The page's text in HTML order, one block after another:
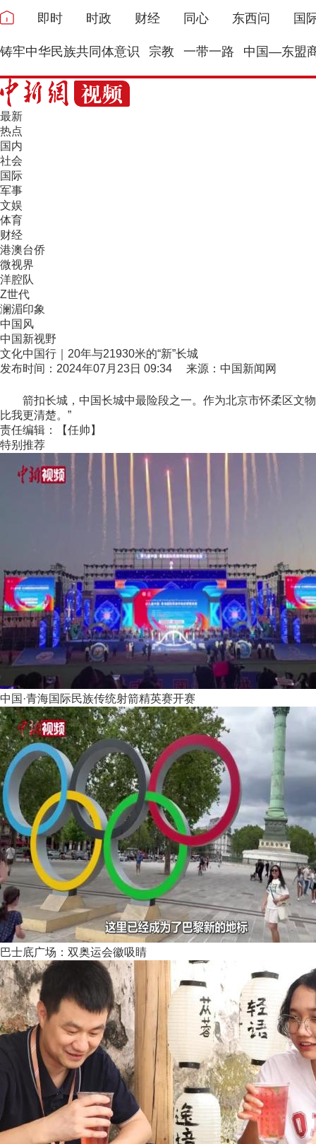
即时 时政 财经 同心 东西问 国
铸牢中华民族共同体意识 宗教 一带一路 中国—东盟
最新
热点
国内
社会
国际
军事
文娱
体育
财经
港澳台侨
微视界
洋腔队
Z世代
澜湄印象
中国风
中国新视野
文化中国行｜20年与21930米的“新”长城
发布时间：2024年07月23日 09:34 来源：中国新闻网
箭扣长城，中国长城中最险段之一。作为北京市怀柔区文物
比我更清楚。”
责任编辑：【任帅】
特别推荐
中国·青海国际民族传统射箭精英赛开赛
巴士底广场：双奥运会徽吸睛